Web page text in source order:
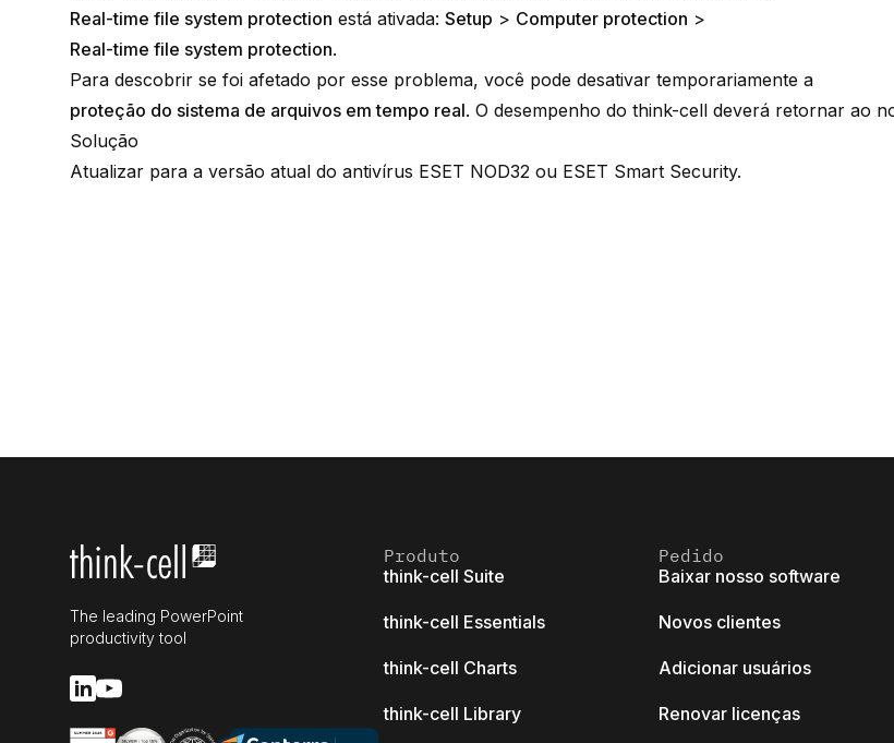
Real-time file system protection está ativada: Setup > Computer protection >
Real-time file system protection.
Para descobrir se foi afetado por esse problema, você pode desativar temporariamente a
proteção do sistema de arquivos em tempo real. O desempenho do think-cell deverá retornar ao
Solução
Atualizar para a versão atual do antivírus ESET NOD32 ou ESET Smart Security.
The leading PowerPoint
productivity tool
Produto
think-cell Suite
think-cell Essentials
think-cell Charts
think-cell Library
Pedido
Baixar nosso software
Novos clientes
Adicionar usuários
Renovar licenças